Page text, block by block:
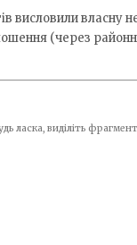
висловили власну
(через
ласка, виділіть